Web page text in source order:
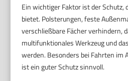
Ein wichtiger Faktor ist der Schutz,
bietet. Polsterungen, feste
verschließbare Fächer verhindern,
multifunktionales Werkzeug und
werden. Besonders bei Fahrten im
ist ein guter Schutz sinnvoll.